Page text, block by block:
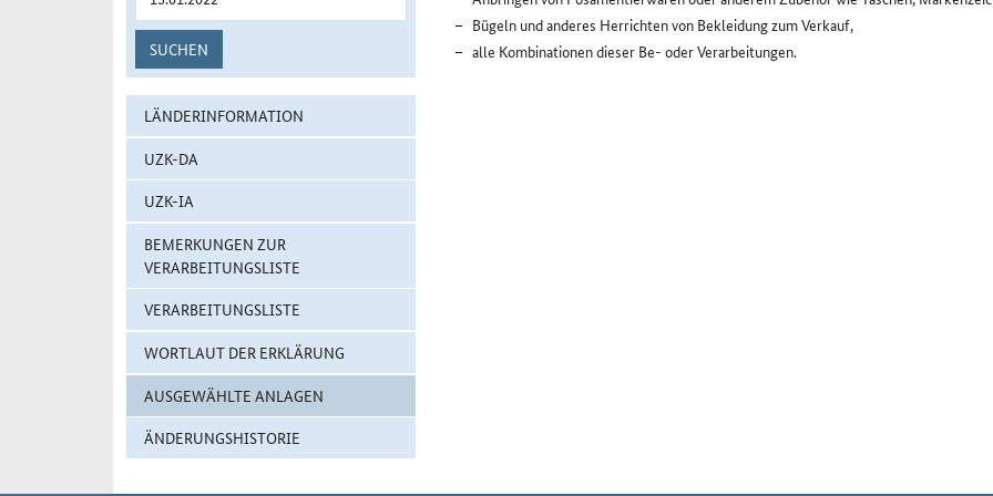
SUCHEN
LÄNDERINFORMATION
UZK-DA
UZK-IA
BEMERKUNGEN ZUR
VERARBEITUNGSLISTE
VERARBEITUNGSLISTE
WORTLAUT DER ERKLÄRUNG
AUSGEWÄHLTE ANLAGEN
ÄNDERUNGSHISTORIE
Bügeln und anderes Herrichten von Bekleidung zum Verkauf,
alle Kombinationen dieser Be- oder Verarbeitungen.